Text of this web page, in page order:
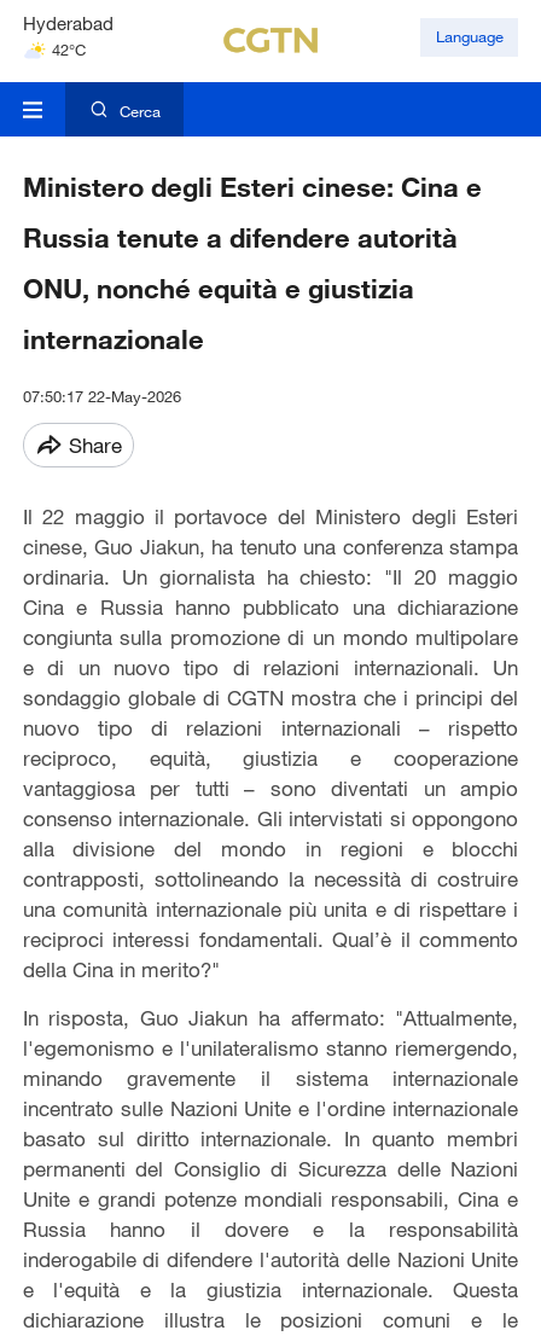
Hyderabad
42°C
Mumbai
Language
Cerca
Ministero degli Esteri cinese: Cina e
Russia tenute a difendere autorità
ONU, nonché equità e giustizia
internazionale
07:50:17 22-May-2026
Share
Il 22 maggio il portavoce del Ministero degli Esteri
cinese, Guo Jiakun, ha tenuto una conferenza stampa
ordinaria. Un giornalista ha chiesto: "Il 20 maggio
Cina e Russia hanno pubblicato una dichiarazione
congiunta sulla promozione di un mondo multipolare
e di un nuovo tipo di relazioni internazionali. Un
sondaggio globale di CGTN mostra che i principi del
nuovo tipo di relazioni internazionali – rispetto
reciproco, equità, giustizia e cooperazione
vantaggiosa per tutti – sono diventati un ampio
consenso internazionale. Gli intervistati si oppongono
alla divisione del mondo in regioni e blocchi
contrapposti, sottolineando la necessità di costruire
una comunità internazionale più unita e di rispettare i
reciproci interessi fondamentali. Qual’è il commento
della Cina in merito?"
In risposta, Guo Jiakun ha affermato: "Attualmente,
l'egemonismo e l'unilateralismo stanno riemergendo,
minando gravemente il sistema internazionale
incentrato sulle Nazioni Unite e l'ordine internazionale
basato sul diritto internazionale. In quanto membri
permanenti del Consiglio di Sicurezza delle Nazioni
Unite e grandi potenze mondiali responsabili, Cina e
Russia hanno il dovere e la responsabilità
inderogabile di difendere l'autorità delle Nazioni Unite
e l'equità e la giustizia internazionale. Questa
dichiarazione illustra le posizioni comuni e le